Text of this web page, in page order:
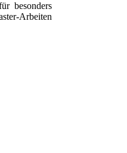
besonders
Arbeiten